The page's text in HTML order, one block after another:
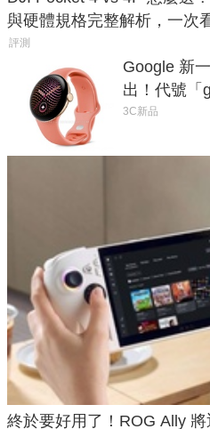
與硬體規格完整解析，一次
評測
Google 新
出！代號「
鎖定 AI 應用
3C新品
終於要好用了！ROG Ally